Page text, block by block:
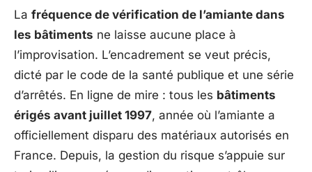
La fréquence de vérification de l’amiante dans
les bâtiments ne laisse aucune place à
l’improvisation. L’encadrement se veut précis,
dicté par le code de la santé publique et une série
d’arrêtés. En ligne de mire : tous les bâtiments
érigés avant juillet 1997, année où l’amiante a
officiellement disparu des matériaux autorisés en
France. Depuis, la gestion du risque s’appuie sur